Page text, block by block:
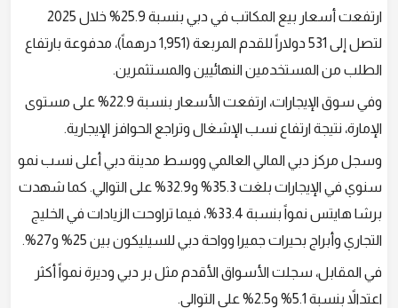
ارتفعت أسعار بيع المكاتب في دبي بنسبة 25.9% خلال 2025
لتصل إلى 531 دولاراً للقدم المربعة (1,951 درهماً)، مدفوعة بارتفاع
الطلب من المستخدمين النهائيين والمستثمرين.
وفي سوق الإيجارات، ارتفعت الأسعار بنسبة 22.9% على مستوى
الإمارة، نتيجة ارتفاع نسب الإشغال وتراجع الحوافز الإيجارية.
وسجل مركز دبي المالي العالمي ووسط مدينة دبي أعلى نسب نمو
سنوي في الإيجارات بلغت 35.3% و32.9% على التوالي. كما شهدت
برشا هايتس نمواً بنسبة 33.4%، فيما تراوحت الزيادات في الخليج
التجاري وأبراج بحيرات جميرا وواحة دبي للسيليكون بين 25% و27%.
في المقابل، سجلت الأسواق الأقدم مثل بر دبي وديرة نمواً أكثر
اعتدالاً بنسبة 5.1% و2.5% على التوالي.